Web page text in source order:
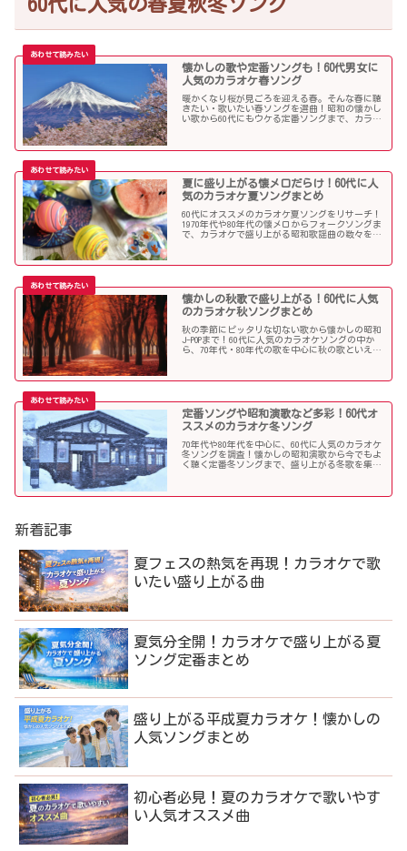
60代に人気の春夏秋冬ソング
懐かしの歌や定番ソングも！60代男女に
人気のカラオケ春ソング
暖かくなり桜が見ごろを迎える春。そんな春に聴
きたい・歌いたい春ソングを選曲！昭和の懐かし
い歌から60代にもウケる定番ソングまで、カラオ
夏に盛り上がる懐メロだらけ！60代に人
気のカラオケ夏ソングまとめ
60代にオススメのカラオケ夏ソングをリサーチ！
1970年代や80年代の懐メロからフォークソングま
で、カラオケで盛り上がる昭和歌謡曲の数々を取
懐かしの秋歌で盛り上がる！60代に人気
のカラオケ秋ソングまとめ
秋の季節にピッタリな切ない歌から懐かしの昭和
J-POPまで！60代に人気のカラオケソングの中か
ら、70年代・80年代の歌を中心に秋の歌といえば
定番ソングや昭和演歌など多彩！60代オ
ススメのカラオケ冬ソング
70年代や80年代を中心に、60代に人気のカラオケ
冬ソングを調査！懐かしの昭和演歌から今でもよ
く聴く定番冬ソングまで、盛り上がる冬歌を集め
新着記事
夏フェスの熱気を再現！カラオケで歌
いたい盛り上がる曲
夏気分全開！カラオケで盛り上がる夏
ソング定番まとめ
盛り上がる平成夏カラオケ！懐かしの
人気ソングまとめ
初心者必見！夏のカラオケで歌いやす
い人気オススメ曲